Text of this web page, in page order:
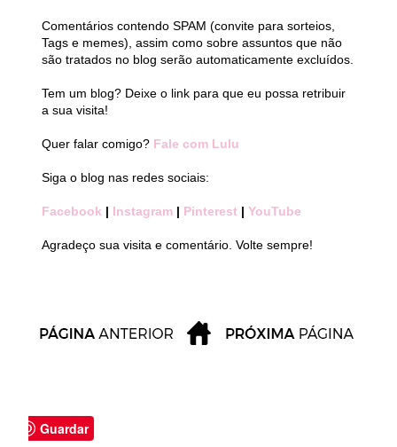
Comentários contendo SPAM (convite para sorteios,
Tags e memes), assim como sobre assuntos que não
são tratados no blog serão automaticamente excluídos.
Tem um blog? Deixe o link para que eu possa retribuir
a sua visita!
Quer falar comigo? Fale com Lulu
Siga o blog nas redes sociais:
Facebook | Instagram | Pinterest | YouTube
Agradeço sua visita e comentário. Volte sempre!
Guardar